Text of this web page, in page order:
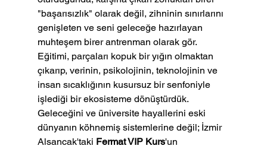
"başarısızlık" olarak değil, zihninin sınırlarını
genişleten ve seni geleceğe hazırlayan
muhteşem birer antrenman olarak gör.
Eğitimi, parçaları kopuk bir yığın olmaktan
çıkarıp, verinin, psikolojinin, teknolojinin ve
insan sıcaklığının kusursuz bir senfoniyle
işlediği bir ekosisteme dönüştürdük.
Geleceğini ve üniversite hayallerini eski
dünyanın köhnemiş sistemlerine değil; İzmir
Alsancak'taki Fermat VIP Kurs'un